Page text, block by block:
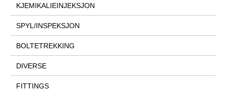
KJEMIKALIEINJEKSJON
SPYL/INSPEKSJON
BOLTETREKKING
DIVERSE
FITTINGS